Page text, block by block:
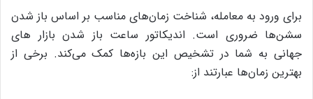
برای ورود به معامله، شناخت زمان‌های مناسب بر اساس باز شدن
سشن‌ها ضروری است. اندیکاتور ساعت باز شدن بازار های
جهانی به شما در تشخیص این بازه‌ها کمک می‌کند. برخی از
بهترین زمان‌ها عبارتند از: